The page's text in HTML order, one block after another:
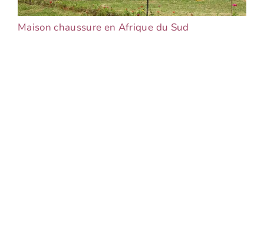
Maison chaussure en Afrique du Sud